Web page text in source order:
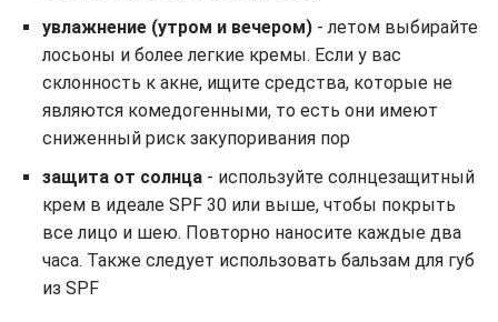
увлажнение (утром и вечером) - летом выбирайте
лосьоны и более легкие кремы. Если у вас
склонность к акне, ищите средства, которые не
являются комедогенными, то есть они имеют
сниженный риск закупоривания пор
защита от солнца - используйте солнцезащитный
крем в идеале SPF 30 или выше, чтобы покрыть
все лицо и шею. Повторно наносите каждые два
часа. Также следует использовать бальзам для губ
из SPF